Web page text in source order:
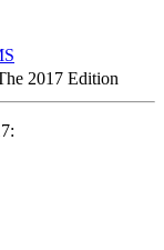
2017 Edition